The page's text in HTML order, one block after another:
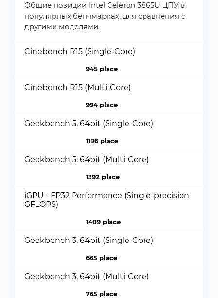
Общие позиции Intel Celeron 3865U ЦПУ в
популярных бенчмарках, для сравнения с
другими моделями.
Cinebench R15 (Single-Core)
945 place
Cinebench R15 (Multi-Core)
994 place
Geekbench 5, 64bit (Single-Core)
1196 place
Geekbench 5, 64bit (Multi-Core)
1392 place
iGPU - FP32 Performance (Single-precision
GFLOPS)
1409 place
Geekbench 3, 64bit (Single-Core)
665 place
Geekbench 3, 64bit (Multi-Core)
765 place